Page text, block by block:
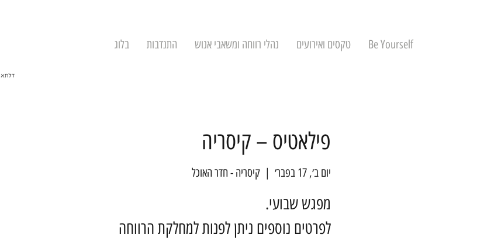
Be Yourself טקסים ואירועים נהלי רווחה ומשאבי אנוש התנדבות בלוג
פילאטיס – קיסריה
יום ב׳, 17 בפבר׳
  |
קיסריה - חדר האוכל
לפרטים נוספים ניתן לפנות למחלקת הרווחה